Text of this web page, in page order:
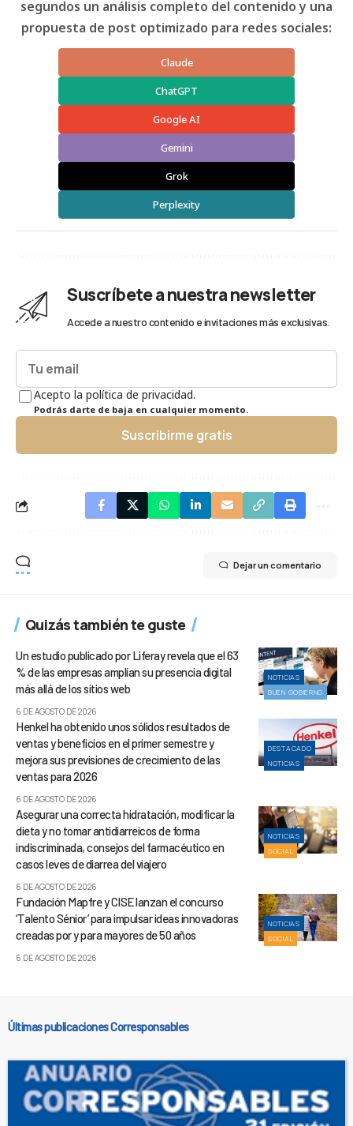
segundos un análisis completo del contenido y una
propuesta de post optimizado para redes sociales:
Claude
ChatGPT
Google AI
Gemini
Grok
Perplexity
Suscríbete a nuestra newsletter
Accede a nuestro contenido e invitaciones más exclusivas.
Acepto la política de privacidad.
Podrás darte de baja en cualquier momento.
Suscribirme gratis
Dejar un comentario
Quizás también te guste
NOTICIAS
BUEN GOBIERNO
Un estudio publicado por Liferay revela que el 63
% de las empresas amplían su presencia digital
más allá de los sitios web
6 DE AGOSTO DE 2026
DESTACADO
NOTICIAS
Henkel ha obtenido unos sólidos resultados de
ventas y beneficios en el primer semestre y
mejora sus previsiones de crecimiento de las
ventas para 2026
6 DE AGOSTO DE 2026
NOTICIAS
SOCIAL
Asegurar una correcta hidratación, modificar la
dieta y no tomar antidiarreicos de forma
indiscriminada, consejos del farmacéutico en
casos leves de diarrea del viajero
6 DE AGOSTO DE 2026
NOTICIAS
SOCIAL
Fundación Mapfre y CISE lanzan el concurso
‘Talento Sénior’ para impulsar ideas innovadoras
creadas por y para mayores de 50 años
6 DE AGOSTO DE 2026
Últimas publicaciones Corresponsables